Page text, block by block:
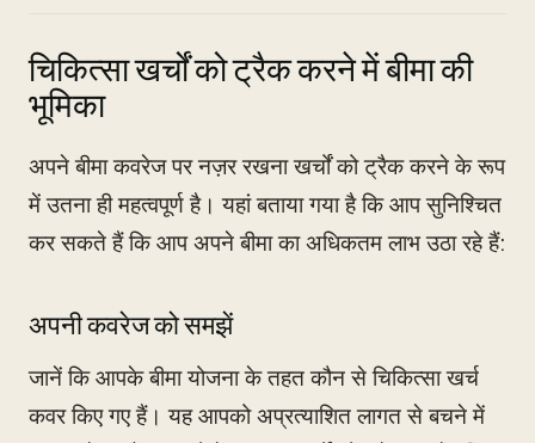
चिकित्सा खर्चों को ट्रैक करने में बीमा की
भूमिका
अपने बीमा कवरेज पर नज़र रखना खर्चों को ट्रैक करने के रूप
में उतना ही महत्वपूर्ण है। यहां बताया गया है कि आप सुनिश्चित
कर सकते हैं कि आप अपने बीमा का अधिकतम लाभ उठा रहे हैं:
अपनी कवरेज को समझें
जानें कि आपके बीमा योजना के तहत कौन से चिकित्सा खर्च
कवर किए गए हैं। यह आपको अप्रत्याशित लागत से बचने में